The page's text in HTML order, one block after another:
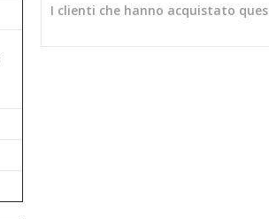
I clienti che hanno acquistato